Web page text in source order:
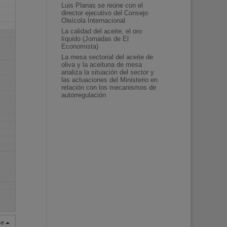
Luis Planas se reúne con el
director ejecutivo del Consejo
Oleícola Internacional
La calidad del aceite, el oro
líquido (Jornadas de El
Economista)
La mesa sectorial del aceite de
oliva y la aceituna de mesa
analiza la situación del sector y
las actuaciones del Ministerio en
relación con los mecanismos de
autorregulación